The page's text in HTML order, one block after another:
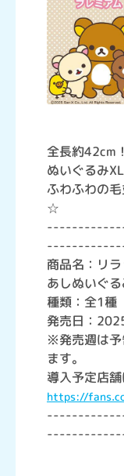
全長約42cm
ぬいぐるみ
ふわふわの
☆
商品名：リ
あしぬいぐ
種類：全1種
発売日：
※発売週は予
ます。
導入予定店
https://